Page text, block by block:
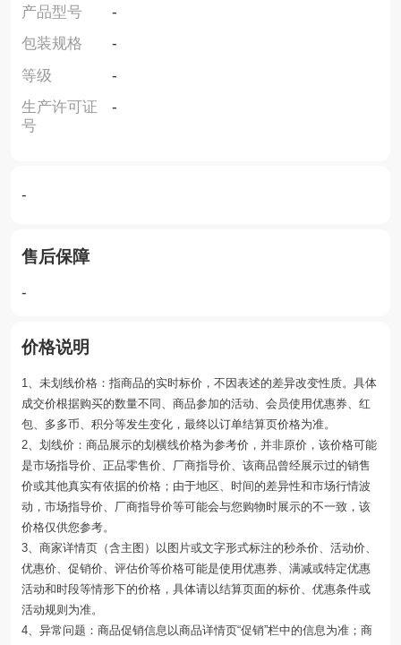
产品型号
-
包装规格
-
等级
-
生产许可证
号
-
-
售后保障
-
价格说明
1、未划线价格：指商品的实时标价，不因表述的差异改变性质。具体
成交价根据购买的数量不同、商品参加的活动、会员使用优惠券、红
包、多多币、积分等发生变化，最终以订单结算页价格为准。
2、划线价：商品展示的划横线价格为参考价，并非原价，该价格可能
是市场指导价、正品零售价、厂商指导价、该商品曾经展示过的销售
价或其他真实有依据的价格；由于地区、时间的差异性和市场行情波
动，市场指导价、厂商指导价等可能会与您购物时展示的不一致，该
价格仅供您参考。
3、商家详情页（含主图）以图片或文字形式标注的秒杀价、活动价、
优惠价、促销价、评估价等价格可能是使用优惠券、满减或特定优惠
活动和时段等情形下的价格，具体请以结算页面的标价、优惠条件或
活动规则为准。
4、异常问题：商品促销信息以商品详情页“促销”栏中的信息为准；商